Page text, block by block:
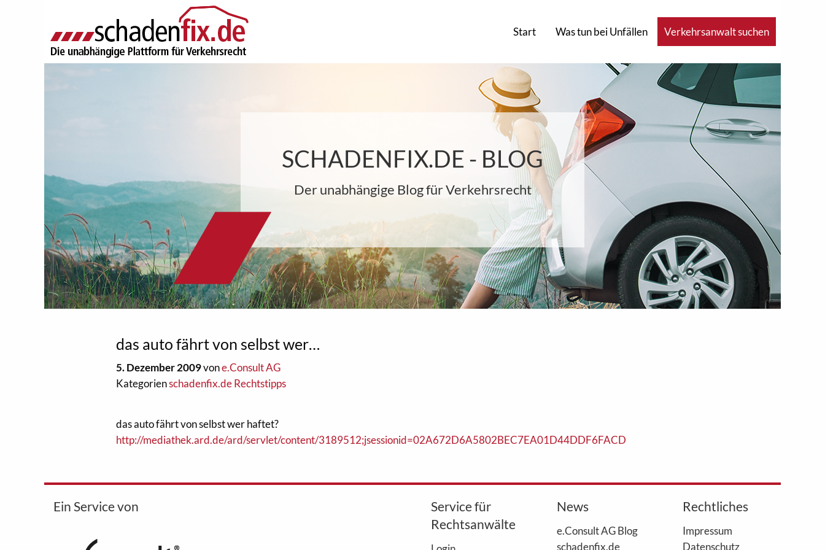
Start Was tun bei Unfällen Verkehrsanwalt suchen
SCHADENFIX.DE - BLOG
Der unabhängige Blog für Verkehrsrecht
das auto fährt von selbst wer…
5. Dezember 2009vone.Consult AG
Kategorienschadenfix.de Rechtstipps
das auto fährt von selbst wer haftet?
http://mediathek.ard.de/ard/servlet/content/3189512;jsessionid=02A672D6A5802BEC7EA01D44DDF6FACD
Ein Service von
Service für
Rechtsanwälte
News
e.Consult AG Blog
schadenfix.de
Rechtliches
Impressum
Datenschutz